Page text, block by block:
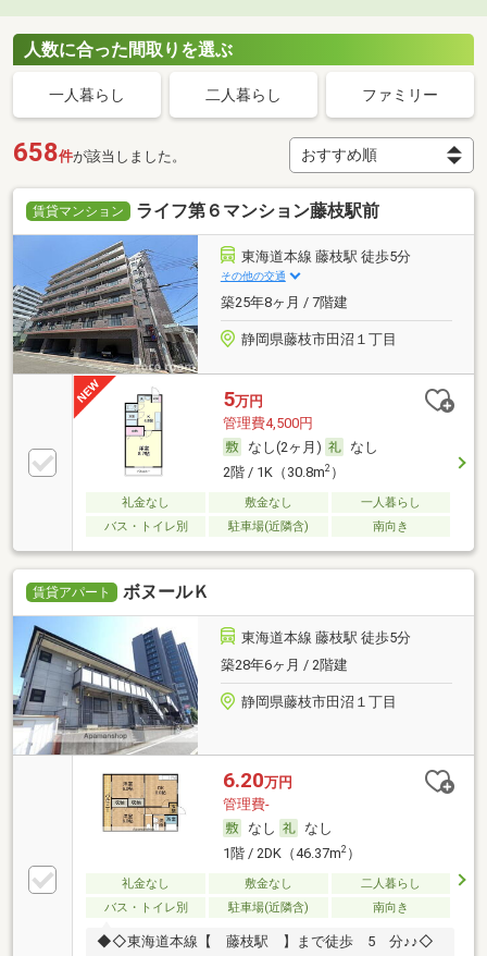
人数に合った間取りを選ぶ
一人暮らし 二人暮らし ファミリー
658件が該当しました。
賃貸マンション ライフ第６マンション藤枝駅前
東海道本線 藤枝駅 徒歩5分
その他の交通
築25年8ヶ月 / 7階建
静岡県藤枝市田沼１丁目
5万円
管理費4,500円
なし(2ヶ月)
なし
2階 / 1K（30.8m2）
礼金なし 敷金なし
一人暮らし
バス・トイレ別
駐車場(近隣含) 南向き
賃貸アパート ボヌールＫ
東海道本線 藤枝駅 徒歩5分
築28年6ヶ月 / 2階建
静岡県藤枝市田沼１丁目
6.20万円
管理費-
なし
なし
1階 / 2DK（46.37m2）
礼金なし 敷金なし
二人暮らし
バス・トイレ別
駐車場(近隣含) 南向き
◆◇東海道本線【 藤枝駅 】まで徒歩 5 分♪♪◇